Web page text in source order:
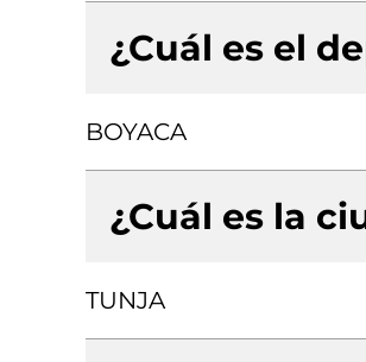
¿Cuál es el
BOYACA
¿Cuál es la
TUNJA